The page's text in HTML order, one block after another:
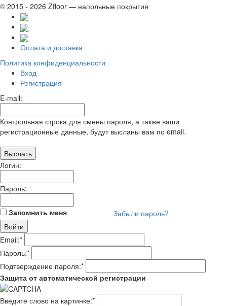
© 2015 - 2026 Zfloor — напольные покрытия
Оплата и доставка
Политика конфиденциальности
Вход
Регистрация
E-mail:
Контрольная строка для смены пароля, а также ваши
регистрационные данные, будут высланы вам по email.
Логин:
Пароль:
Запомнить меня Забыли пароль?
Email:*
Пароль:*
Подтверждение пароля:*
Защита от автоматической регистрации
Введите слово на картинке:*